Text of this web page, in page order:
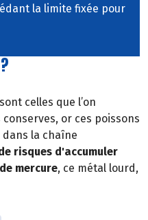
la limite fixée pour
celles que l’on
or ces poissons
la chaîne
risques d'accumuler
mercure, ce métal lourd,